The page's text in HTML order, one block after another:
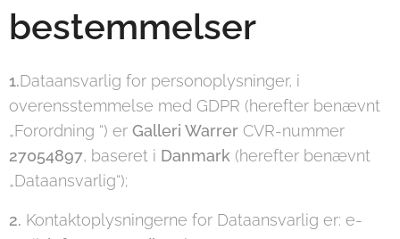
bestemmelser
1.Dataansvarlig for personoplysninger, i
overensstemmelse med GDPR (herefter benævnt
„Forordning “) er Galleri Warrer CVR-nummer
27054897, baseret i Danmark (herefter benævnt
„Dataansvarlig“);
2. Kontaktoplysningerne for Dataansvarlig er: e-